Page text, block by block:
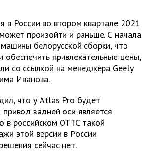
в России во втором квартале 2021
произойти и раньше. С начала
белорусской сборки, что
привлекательные цены,
со ссылкой на менеджера Geely
Иванова.
что у Atlas Pro будет
задней оси является
в российском ОТТС такой
этой версии в России
сейчас нет.